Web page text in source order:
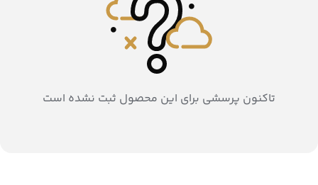
تاکنون پرسشی برای این محصول ثبت نشده است